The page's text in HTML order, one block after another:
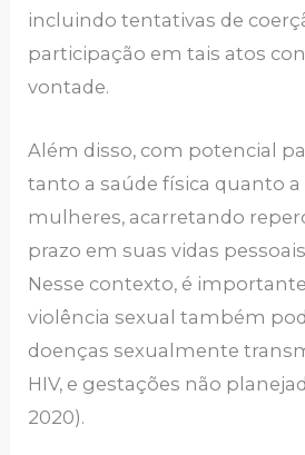
incluindo tentativas de
participação em tais atos
vontade.
Além disso, com potencial
tanto a saúde física quanto
mulheres, acarretando
prazo em suas vidas
Nesse contexto, é
violência sexual também
doenças sexualmente
HIV, e gestações não
2020).